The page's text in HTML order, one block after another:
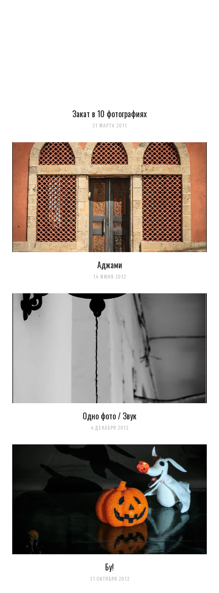
Закат в 10 фотографиях
31 МАРТА 2011
Аджами
14 ИЮНЯ 2012
Одно фото / Звук
4 ДЕКАБРЯ 2012
Бу!
31 ОКТЯБРЯ 2012